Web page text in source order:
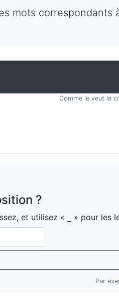
mots
Comme le veut la
?
et utilisez « » pour les
Par